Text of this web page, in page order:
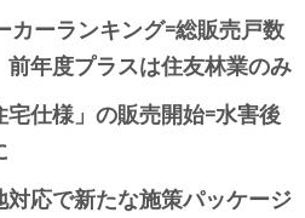
カーランキング=総販売戸数
年度プラスは住友林業のみ
仕様」の販売開始=水害後
応で新たな施策パッケージ